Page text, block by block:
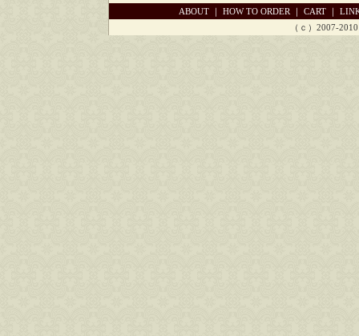
ABOUT ｜ HOW TO ORDER ｜ CART ｜
（ｃ）2007-